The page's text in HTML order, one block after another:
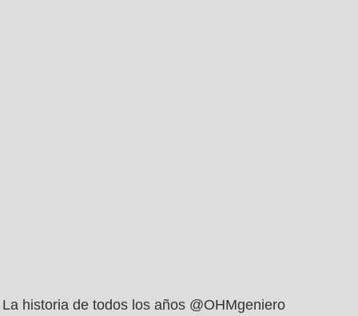
La historia de todos los años @OHMgeniero